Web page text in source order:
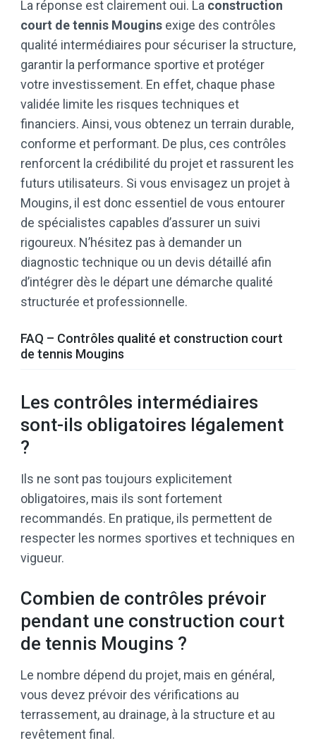
La réponse est clairement oui. La construction
court de tennis Mougins exige des contrôles
qualité intermédiaires pour sécuriser la structure,
garantir la performance sportive et protéger
votre investissement. En effet, chaque phase
validée limite les risques techniques et
financiers. Ainsi, vous obtenez un terrain durable,
conforme et performant. De plus, ces contrôles
renforcent la crédibilité du projet et rassurent les
futurs utilisateurs. Si vous envisagez un projet à
Mougins, il est donc essentiel de vous entourer
de spécialistes capables d’assurer un suivi
rigoureux. N’hésitez pas à demander un
diagnostic technique ou un devis détaillé afin
d’intégrer dès le départ une démarche qualité
structurée et professionnelle.
FAQ – Contrôles qualité et construction court
de tennis Mougins
Les contrôles intermédiaires
sont-ils obligatoires légalement
?
Ils ne sont pas toujours explicitement
obligatoires, mais ils sont fortement
recommandés. En pratique, ils permettent de
respecter les normes sportives et techniques en
vigueur.
Combien de contrôles prévoir
pendant une construction court
de tennis Mougins ?
Le nombre dépend du projet, mais en général,
vous devez prévoir des vérifications au
terrassement, au drainage, à la structure et au
revêtement final.